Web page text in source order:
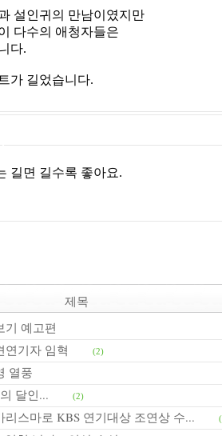
설인귀의 만남이였지만
다수의 애청자들은
다.
가 길었습니다.
길면 길수록 좋아요.
제목
기 예고편
연기자 임혁 (2)
열풍
달인... (2)
리스마로 KBS 연기대상 조연상 수...